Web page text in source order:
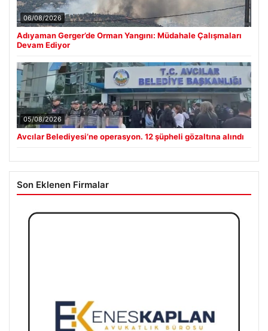
06/08/2026
Adıyaman Gerger’de Orman Yangını: Müdahale Çalışmaları
Devam Ediyor
05/08/2026
Avcılar Belediyesi’ne operasyon. 12 şüpheli gözaltına alındı
Son Eklenen Firmalar